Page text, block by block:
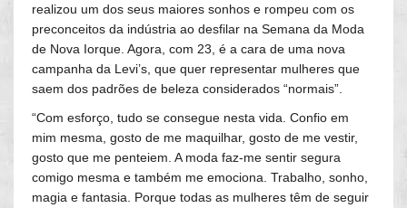
realizou um dos seus maiores sonhos e rompeu com os
preconceitos da indústria ao desfilar na Semana da Moda
de Nova Iorque. Agora, com 23, é a cara de uma nova
campanha da Levi’s, que quer representar mulheres que
saem dos padrões de beleza considerados “normais”.
“Com esforço, tudo se consegue nesta vida. Confio em
mim mesma, gosto de me maquilhar, gosto de me vestir,
gosto que me penteiem. A moda faz-me sentir segura
comigo mesma e também me emociona. Trabalho, sonho,
magia e fantasia. Porque todas as mulheres têm de seguir